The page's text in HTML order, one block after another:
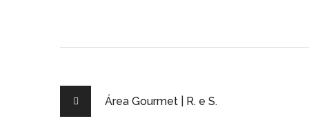
Área Gourmet | R. e S.